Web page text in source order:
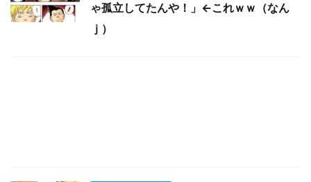
ゃ孤立してたんや！」←これｗｗ（なん
ｊ）